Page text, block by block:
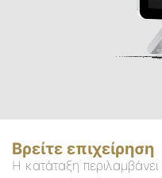
Βρείτε επιχείρηση
Η κατάταξη